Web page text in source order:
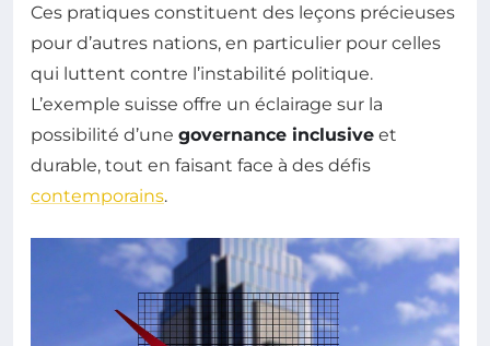
Ces pratiques constituent des leçons précieuses
pour d’autres nations, en particulier pour celles
qui luttent contre l’instabilité politique.
L’exemple suisse offre un éclairage sur la
possibilité d’une governance inclusive et
durable, tout en faisant face à des défis
contemporains.